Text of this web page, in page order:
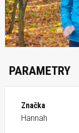
PARAMETRY
Značka
Hannah